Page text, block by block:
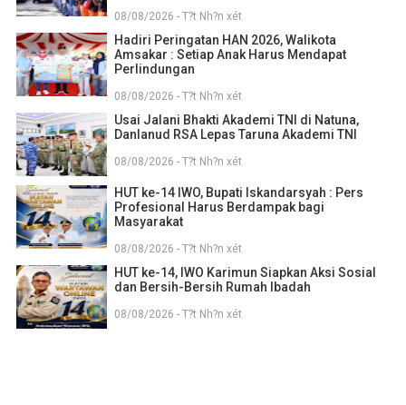
08/08/2026 - T?t Nh?n xét
Hadiri Peringatan HAN 2026, Walikota
Amsakar : Setiap Anak Harus Mendapat
Perlindungan
08/08/2026 - T?t Nh?n xét
Usai Jalani Bhakti Akademi TNI di Natuna,
Danlanud RSA Lepas Taruna Akademi TNI
08/08/2026 - T?t Nh?n xét
HUT ke-14 IWO, Bupati Iskandarsyah : Pers
Profesional Harus Berdampak bagi
Masyarakat
08/08/2026 - T?t Nh?n xét
HUT ke-14, IWO Karimun Siapkan Aksi Sosial
dan Bersih-Bersih Rumah Ibadah
08/08/2026 - T?t Nh?n xét